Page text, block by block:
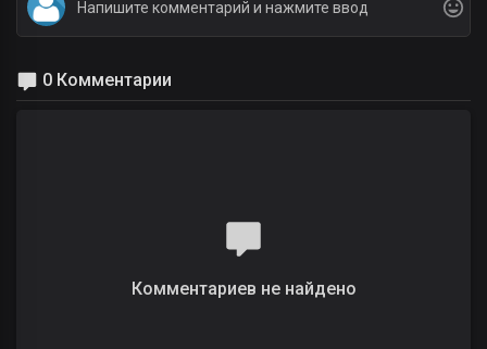
0 Комментарии
Комментариев не найдено